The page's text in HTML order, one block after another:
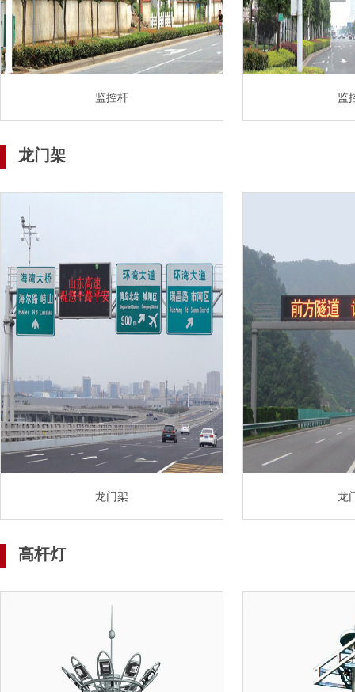
监控杆 监
龙门架
龙门架 龙
高杆灯